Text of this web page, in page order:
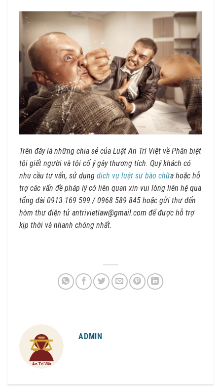
Trên đây là những chia sẻ của Luật An Trí Việt về Phân biệt
tội giết người và tội cố ý gây thương tích. Quý khách có
nhu cầu tư vấn, sử dụng dịch vụ luật sư bào chữa hoặc hỗ
trợ các vấn đề pháp lý có liên quan xin vui lòng liên hệ qua
tổng đài 0913 169 599 / 0968 589 845 hoặc gửi thư đến
hòm thư điện tử antrivietlaw@gmail.com để được hỗ trợ
kịp thời và nhanh chóng nhất.
ADMIN